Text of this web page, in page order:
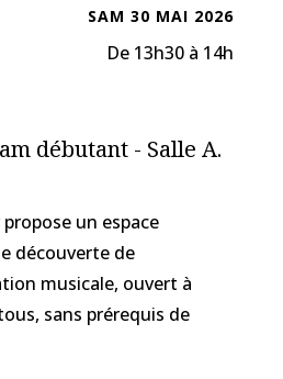
SAM 30 MAI 2026
De 13h30 à 14h
débutant - Salle A.
un espace
découverte de
musicale, ouvert à
sans prérequis de